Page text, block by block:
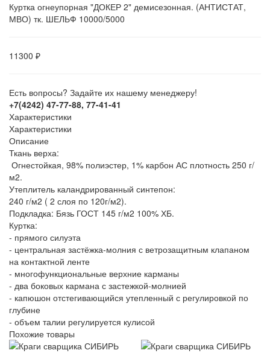
Куртка огнеупорная "ДОКЕР 2" демисезонная. (АНТИСТАТ,
МВО) тк. ШЕЛЬФ 10000/5000
11300 ₽
Есть вопросы? Задайте их нашему менеджеру!
+7(4242) 47-77-88, 77-41-41
Характеристики
Характеристики
Описание
Ткань верха:
Огнестойкая, 98% полиэстер, 1% карбон АС плотность 250 г/
м2.
Утеплитель каландрированный синтепон:
240 г/м2 ( 2 слоя по 120г/м2).
Подкладка: Бязь ГОСТ 145 г/м2 100% ХБ.
Куртка:
- прямого силуэта
- центральная застёжка-молния с ветрозащитным клапаном
на контактной ленте
- многофункциональные верхние карманы
- два боковых кармана с застежкой-молнией
- капюшон отстегивающийся утепленный с регулировкой по
глубине
- объем талии регулируется кулисой
Похожие товары